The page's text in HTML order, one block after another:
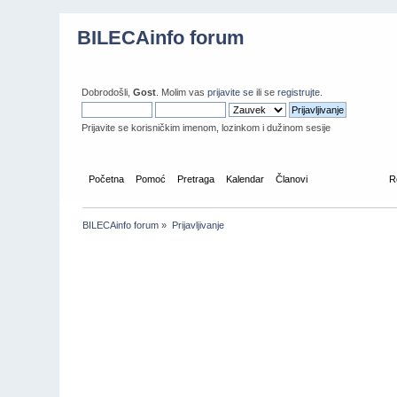
BILECAinfo forum
Dobrodošli,Gost . Molim vasprijavite se ili seregistrujte
Prijavite se korisničkim imenom, lozinkom i dužinom sesije
Početna Pomoć Pretraga Kalendar Članovi
BILECAinfo forum » Prijavljivanje